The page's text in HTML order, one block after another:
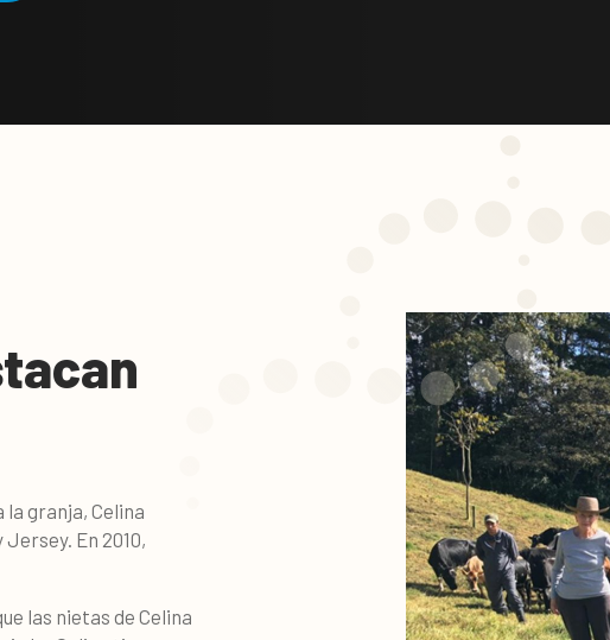
la granja, Celina
En 2010,
las nietas de Celina